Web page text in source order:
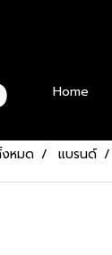
Home
หมด แบรนด์